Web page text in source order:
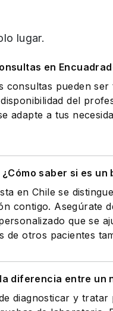
lugar.
en
consultas pueden
del
adapte a tus
¿Cómo saber si es
en Chile se
contigo. Asegúrate
que se
de otros pacientes
diferencia entre un
diagnosticar y